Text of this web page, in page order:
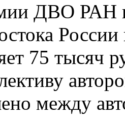
ДВО РАН
75 тысяч
между